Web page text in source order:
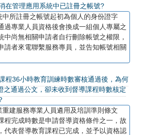
在管理應用系統中已註冊之帳號?
中所註冊之帳號起初為個人的身份證字
過專業人員資格後會換成一組個人專屬之
中尚無相關申請者自行刪除帳號之權限，
請者來電聯繫服務專員，並告知帳號相關
程36小時教育訓練時數審核通過後，為何
之通過公文，卻未收到督導課程時數核定
重建服務專業人員遴用及培訓準則條文
程完成時數是申請督導資格條件之一，故
代表督導教育課程已完成，並予以資格認